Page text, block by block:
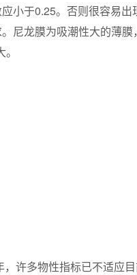
小于0.25。否则很容易出
尼龙膜为吸潮性大的薄膜
许多物性指标已不适应